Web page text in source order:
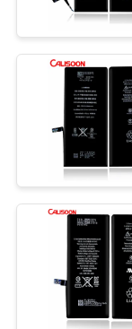
การ
สําห
แบต